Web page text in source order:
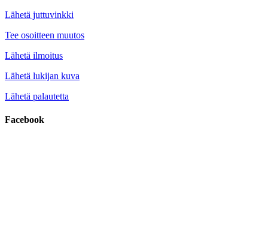
Lähetä juttuvinkki
Tee osoitteen muutos
Lähetä ilmoitus
Lähetä lukijan kuva
Lähetä palautetta
Facebook